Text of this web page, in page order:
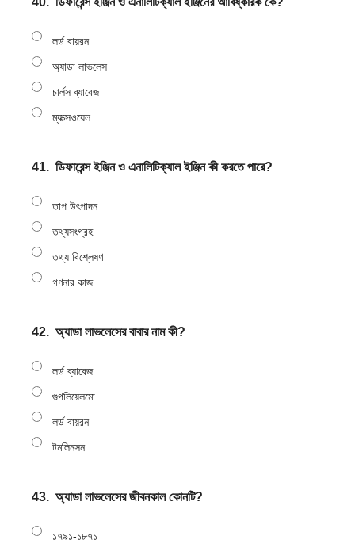
লর্ড বায়রন
অ্যাডা লাভলেস
চার্লস ব্যাবেজ
ম্যাক্সওয়েল
41. ডিফারেন্স ইঞ্জিন ও এনালিটিক্যাল ইঞ্জিন কী করতে পারে?
তাপ উৎপাদন
তথ্যসংগ্রহ
তথ্য বিশ্লেষণ
গণনার কাজ
42. অ্যাডা লাভলেসের বাবার নাম কী?
লর্ড ব্যাবেজ
গুগলিয়েলমো
লর্ড বায়রন
টমলিনসন
43. অ্যাডা লাভলেসের জীবনকাল কোনটি?
১৭৯১-১৮৭১